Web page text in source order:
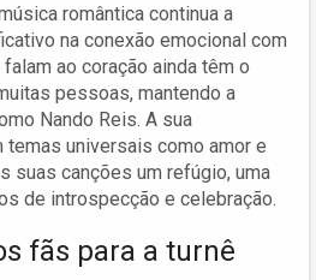
romântica continua a
na conexão emocional com
ao coração ainda têm o
pessoas, mantendo a
Nando Reis. A sua
temas universais como amor e
suas canções um refúgio, uma
de introspecção e celebração.
fãs para a turnê